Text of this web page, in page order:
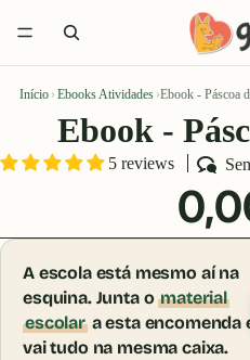
Início › Ebooks Atividades ›Ebook - Páscoa
Ebook -
5 reviews
A escola está mesmo aí na
esquina. Junta omaterial
escolara esta encomenda
vai tudo na mesma caixa.